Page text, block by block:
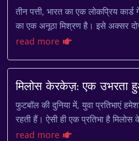
तीन पत्ती, भारत का एक लोकप्रिय
का एक अनूठा मिश्रण है। इसे अक्सर
साथ सामाजिक समारोहों में खेला जाता है,
read more
मिलोस केरकेज़: एक उभरता
फुटबॉल की दुनिया में, युवा प्रतिभाएं
रहती हैं। ऐसी ही एक प्रतिभा है
Kerkez), जो अपनी असाधारण प्रतिभा
read more